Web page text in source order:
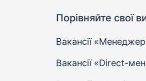
Порівняйте свої
Вакансії
Вакансії «Direct-